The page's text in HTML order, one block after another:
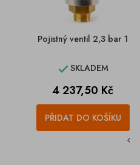
Pojistný ventil 2,3 bar 1
SKLADEM
Cena
4 237,50 Kč
PŘIDAT DO KOŠÍKU